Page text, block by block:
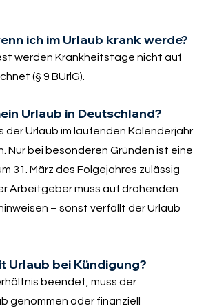
ich im Urlaub krank werde?
werden Krankheitstage nicht auf
(§ 9 BUrlG).
Urlaub in Deutschland?
der Urlaub im laufenden Kalenderjahr
Nur bei besonderen Gründen ist eine
31. März des Folgejahres zulässig
Arbeitgeber muss auf drohenden
– sonst verfällt der Urlaub
Urlaub bei Kündigung?
beendet, muss der
genommen oder finanziell